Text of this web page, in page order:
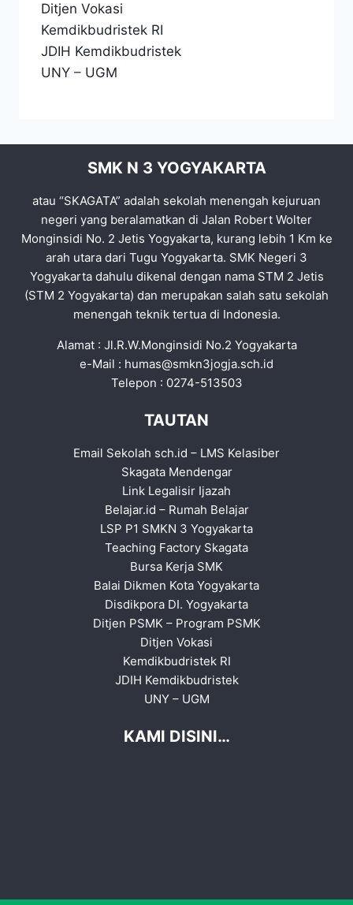
Ditjen Vokasi
Kemdikbudristek RI
JDIH Kemdikbudristek
UNY – UGM
SMK N 3 YOGYAKARTA
atau “SKAGATA” adalah sekolah menengah kejuruan
negeri yang beralamatkan di Jalan Robert Wolter
Monginsidi No. 2 Jetis Yogyakarta, kurang lebih 1 Km ke
arah utara dari Tugu Yogyakarta. SMK Negeri 3
Yogyakarta dahulu dikenal dengan nama STM 2 Jetis
(STM 2 Yogyakarta) dan merupakan salah satu sekolah
menengah teknik tertua di Indonesia.
Alamat : Jl.R.W.Monginsidi No.2 Yogyakarta
e-Mail : humas@smkn3jogja.sch.id
Telepon : 0274-513503
TAUTAN
Email Sekolah sch.id – LMS Kelasiber
Skagata Mendengar
Link Legalisir Ijazah
Belajar.id – Rumah Belajar
LSP P1 SMKN 3 Yogyakarta
Teaching Factory Skagata
Bursa Kerja SMK
Balai Dikmen Kota Yogyakarta
Disdikpora DI. Yogyakarta
Ditjen PSMK – Program PSMK
Ditjen Vokasi
Kemdikbudristek RI
JDIH Kemdikbudristek
UNY– UGM
KAMI DISINI…